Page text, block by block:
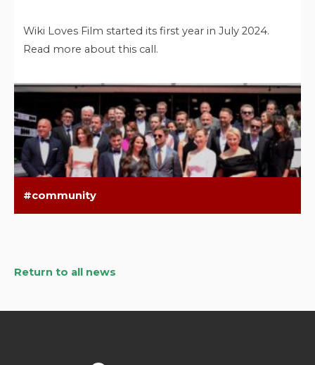
Wiki Loves Film started its first year in July 2024.
Read more about this call.
community
Return to all news